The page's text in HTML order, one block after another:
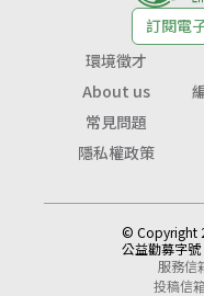
訂閱電
環境徵才
About us
常見問題
隱私權政策
© Copyright
公益勸募字號
服務信
投稿信